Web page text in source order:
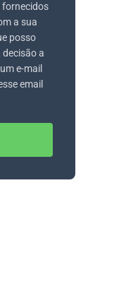
fornecidos
a sua
posso
decisão a
e-mail
email